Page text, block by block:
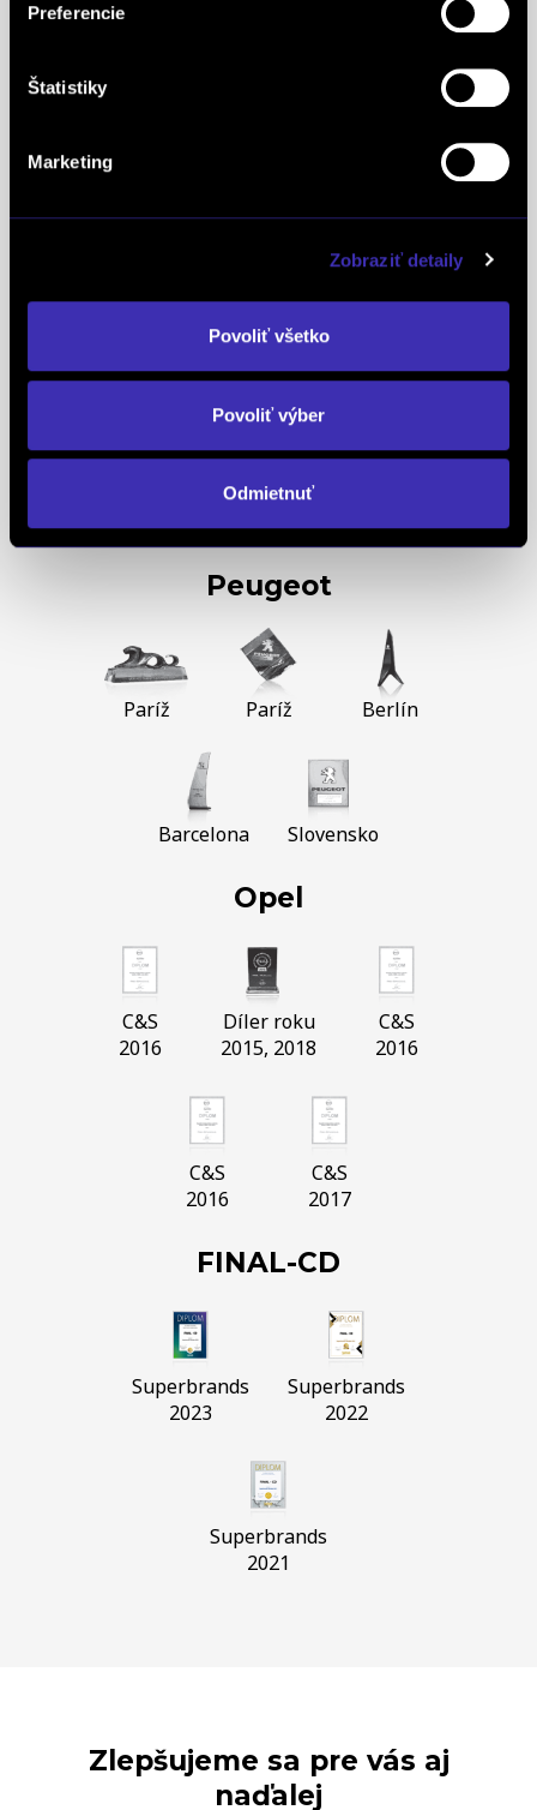
Preferencie
Štatistiky
Marketing
Zobraziť detaily
Povoliť všetko
Povoliť výber
Odmietnuť
špeciálneho postavenia a uznania vynikajúcej
jednotných kritérií a metód každoročne oceňuje
krajinách na piatich kontinentoch FINAL-CD ako
v celej
Európe získal už 5x prestížne ocenenie Peugeot
Servise Quality Awards. Ako koncesionár značky
Slovenskej republike, taktiež za najvyšší nárast
objednávok, najvyšší nárast celkových predajov
náhradných dielov. Ďalej nás ocenili za najvyšší
predaj v Slovenskej republike a v neposlednom
rade je FINAL-CD ohodnotené 2x ako Dealer roku v
Peugeot
Paríž Paríž Berlín
Barcelona Slovensko
Opel
C&S
2016
Díler roku
2015, 2018
C&S
2016
C&S
2016
C&S
2017
FINAL-CD
Superbrands
2023
Superbrands
2022
Superbrands
2021
Zlepšujeme sa pre vás aj
naďalej